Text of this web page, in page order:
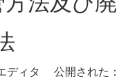
ディタ 公開された：